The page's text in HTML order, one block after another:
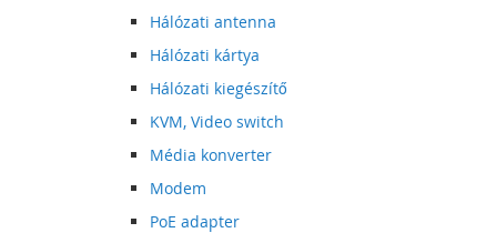
Hálózati antenna
Hálózati kártya
Hálózati kiegészítő
KVM, Video switch
Média konverter
Modem
PoE adapter